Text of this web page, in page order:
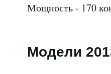
Мощность - 170
Модели